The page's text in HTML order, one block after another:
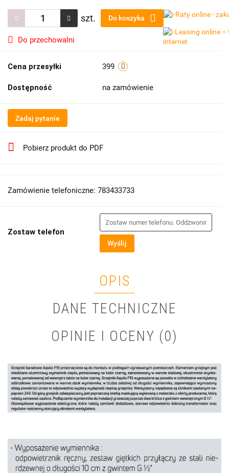
szt. Do koszyka
Do przechowalni
Cena przesyłki 399
Dostępność na zamówienie
Zadaj pytanie
Pobierz produkt do PDF
Zamówienie telefoniczne: 783433733
Zostaw telefon
Wyślij
OPIS
DANE TECHNICZNE
OPINIE I OCENY (0)